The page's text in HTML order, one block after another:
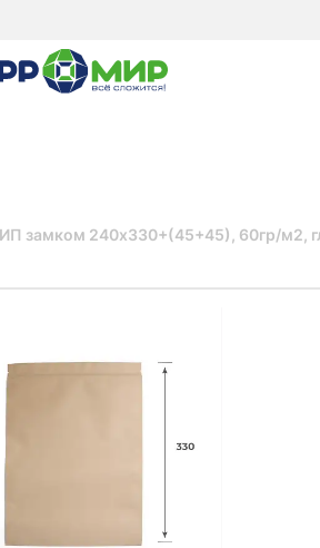
замком 240х330+(45+45), 60гр/м2,